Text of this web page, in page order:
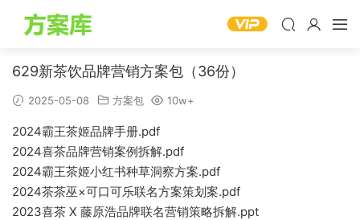
629新茶饮品牌营销方案包（36份）
2025-05-08 方案包 10w+
2024霸王茶姬品牌手册.pdf
2024喜茶品牌营销案例拆解.pdf
2024霸王茶姬小红书种草洞察方案.pdf
2024茶茶巫×可口可乐联名方案策划案.pdf
2023喜茶 X 藤原浩品牌联名营销策略拆解.ppt